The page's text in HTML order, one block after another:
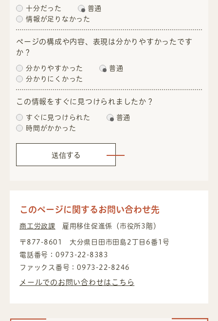
十分だった
普通
情報が足りなかった
ページの構成や内容、表現は分かりやすかったです
か？
分かりやすかった
普通
分かりにくかった
この情報をすぐに見つけられましたか？
すぐに見つけられた
普通
時間がかかった
このページに関するお問い合わせ先
商工労政課 雇用移住促進係（市役所3階）
〒877-8601
大分県日田市田島2丁目6番1号
電話番号：0973-22-8383
ファックス番号：0973-22-8246
メールでのお問い合わせはこちら